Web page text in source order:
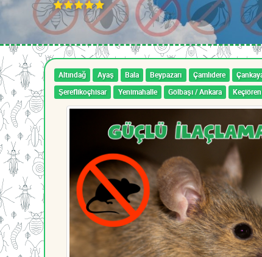
Altındağ Ayaş Bala Beypazarı Çamlıdere
Şereflikoçhisar
Yenimahalle Gölbaşı / Ankara Keçiören